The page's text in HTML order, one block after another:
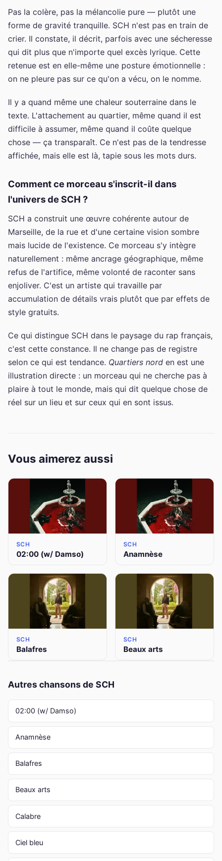
Pas la colère, pas la mélancolie pure — plutôt une
forme de gravité tranquille. SCH n'est pas en train de
crier. Il constate, il décrit, parfois avec une sécheresse
qui dit plus que n'importe quel excès lyrique. Cette
retenue est en elle-même une posture émotionnelle :
on ne pleure pas sur ce qu'on a vécu, on le nomme.
Il y a quand même une chaleur souterraine dans le
texte. L'attachement au quartier, même quand il est
difficile à assumer, même quand il coûte quelque
chose — ça transparaît. Ce n'est pas de la tendresse
affichée, mais elle est là, tapie sous les mots durs.
Comment ce morceau s'inscrit-il dans
l'univers de SCH ?
SCH a construit une œuvre cohérente autour de
Marseille, de la rue et d'une certaine vision sombre
mais lucide de l'existence. Ce morceau s'y intègre
naturellement : même ancrage géographique, même
refus de l'artifice, même volonté de raconter sans
enjoliver. C'est un artiste qui travaille par
accumulation de détails vrais plutôt que par effets de
style gratuits.
Ce qui distingue SCH dans le paysage du rap français,
c'est cette constance. Il ne change pas de registre
selon ce qui est tendance. Quartiers nord en est une
illustration directe : un morceau qui ne cherche pas à
plaire à tout le monde, mais qui dit quelque chose de
réel sur un lieu et sur ceux qui en sont issus.
Vous aimerez aussi
SCH
02:00 (w/ Damso)
SCH
Anamnèse
SCH
Balafres
SCH
Beaux arts
Autres chansons de SCH
02:00 (w/ Damso)
Anamnèse
Balafres
Beaux arts
Calabre
Ciel bleu